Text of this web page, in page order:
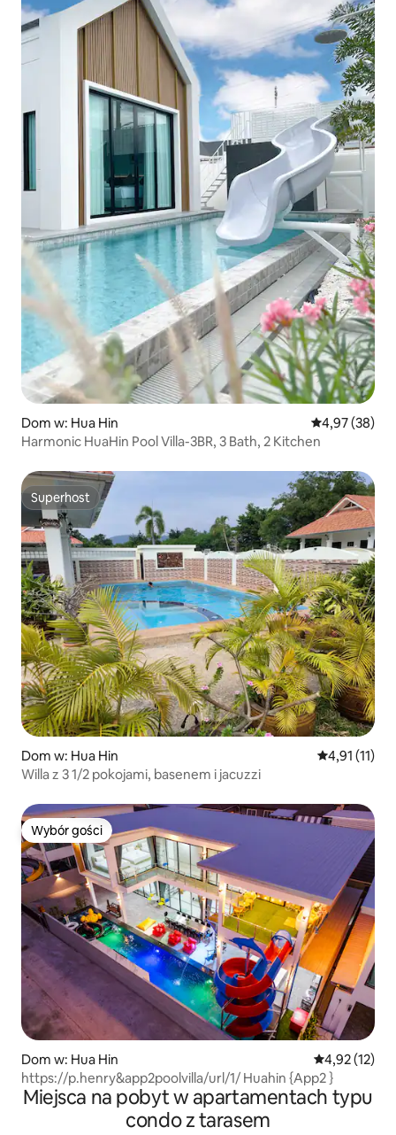
Dom w: Hua Hin Średnia
4,97 (38)
Harmonic HuaHin Pool Villa-3BR, 3 Bath, 2 Kitchen
Superhost
Superhost
Dom w: Hua Hin Średnia
4,91 (11)
Willa z 3 1/2 pokojami, basenem i jacuzzi
Wybór gości
Wybór gości
Dom w: Hua Hin Średnia
4,92 (12)
https://p.henry&app2poolvilla/url/1/ Huahin {App2 }
Miejsca na pobyt w apartamentach typu
condo z tarasem